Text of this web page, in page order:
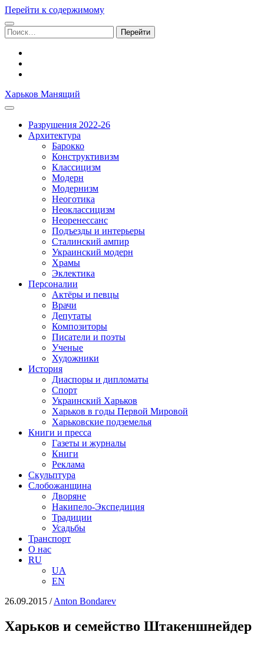
Перейти к содержимому
Поиск:
Харьков Манящий
Разрушения 2022-26
Архитектура
Барокко
Конструктивизм
Классицизм
Модерн
Модернизм
Неоготика
Неоклассицизм
Неоренессанс
Подъезды и интерьеры
Сталинский ампир
Украинский модерн
Храмы
Эклектика
Персоналии
Актёры и певцы
Врачи
Депутаты
Композиторы
Писатели и поэты
Ученые
Художники
История
Диаспоры и дипломаты
Спорт
Украинский Харьков
Харьков в годы Первой Мировой
Харьковские подземелья
Книги и пресса
Газеты и журналы
Книги
Реклама
Скульптура
Слобожанщина
Дворяне
Накипело-Экспедиция
Традиции
Усадьбы
Транспорт
О нас
RU
UA
EN
26.09.2015 /Anton Bondarev
Харьков и семейство Штакеншнейдер